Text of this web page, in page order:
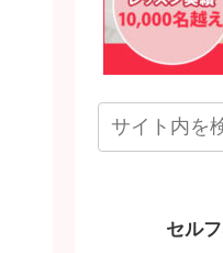
セル